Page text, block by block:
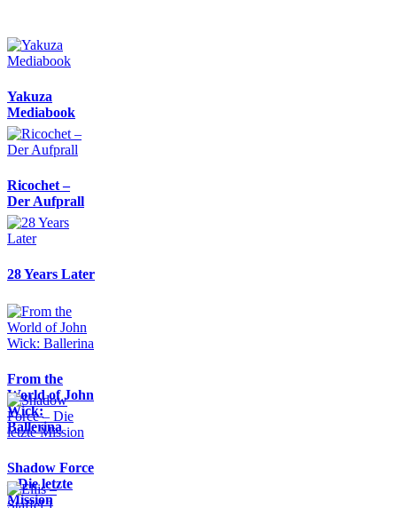
Yakuza
Mediabook
Ricochet –
Der Aufprall
28 Years Later
From the
World of John
Wick:
Ballerina
Shadow Force
– Die letzte
Mission